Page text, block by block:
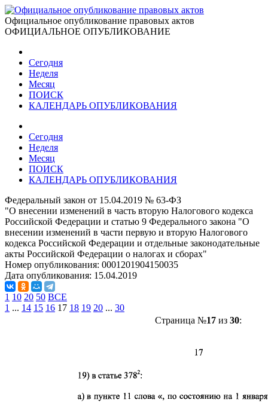
Официальное опубликование правовых актов
ОФИЦИАЛЬНОЕ ОПУБЛИКОВАНИЕ
Сегодня
Неделя
Месяц
ПОИСК
КАЛЕНДАРЬ ОПУБЛИКОВАНИЯ
Сегодня
Неделя
Месяц
ПОИСК
КАЛЕНДАРЬ ОПУБЛИКОВАНИЯ
Федеральный закон от 15.04.2019 № 63-ФЗ
"О внесении изменений в часть вторую Налогового кодекса
Российской Федерации и статью 9 Федерального закона "О
внесении изменений в части первую и вторую Налогового
кодекса Российской Федерации и отдельные законодательные
акты Российской Федерации о налогах и сборах"
Номер опубликования: 0001201904150035
Дата опубликования: 15.04.2019
1 10 20 50 ВСЕ
1 ... 14 15 16 17 18 19 20 ... 30
Страница №17из 30: